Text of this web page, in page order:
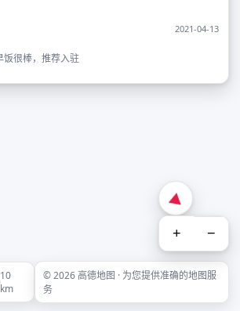
2021-04-13
饭很棒，推荐入驻
+ −
10
km
© 2026 高德地图 · 为您提供准确的地图服
务